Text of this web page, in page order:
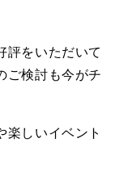
評をいただいて
ご検討も今がチ
楽しいイベント